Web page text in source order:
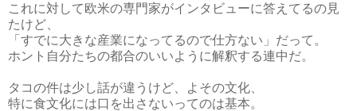
これに対して欧米の専門家がインタビューに答えてるの見
たけど、
「すでに大きな産業になってるので仕方ない」だって。
ホント自分たちの都合のいいように解釈する連中だ。
タコの件は少し話が違うけど、よその文化、
特に食文化には口を出さないってのは基本。